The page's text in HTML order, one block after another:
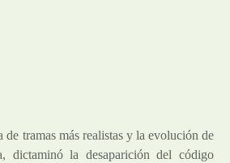
de tramas más realistas y la evolución de
dictaminó la desaparición del código